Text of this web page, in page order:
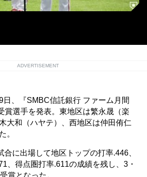
ADVERTISEMENT
、『SMBC信託銀行 ファーム月間
賞選手を発表。東地区は繁永晟（楽
大和（ハヤテ）、西地区は仲田侑仁
。
に出場して地区トップの打率.446、
、得点圏打率.611の成績を残し、3・
賞となった。